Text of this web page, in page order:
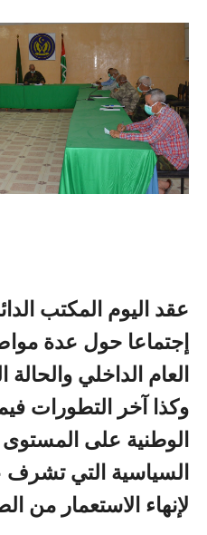
عقد اليوم المكتب
إجتماعا حول عدة
العام الداخلي
وكذا آخر التطورات
الوطنية على المستوى
السياسية التي تشرف
لإنهاء الاستعمار من